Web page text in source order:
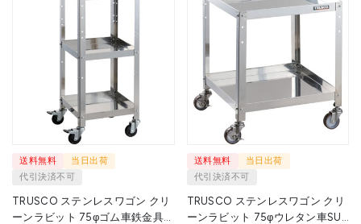
送料無料
当日出荷
代引決済不可
TRUSCO ステンレスワゴン クリ
ーンラビット 75φゴム車鉄金具
送料無料
当日出荷
代引決済不可
TRUSCO ステンレスワゴン クリ
ーンラビット 75φウレタン車SUS